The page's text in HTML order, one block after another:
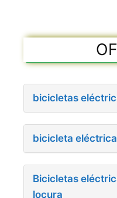
bicicletas
bicicleta
Bicicletas
locura